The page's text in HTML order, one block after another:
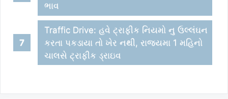
ભાવ
Traffic Drive: હવે ટ્રાફીક નિયમો નુ ઉલ્લંઘન
કરતા પકડાયા તો ખેર નથી, રાજ્યમા 1 મહિનો
ચાલસે ટ્રાફીક ડ્રાઇવ